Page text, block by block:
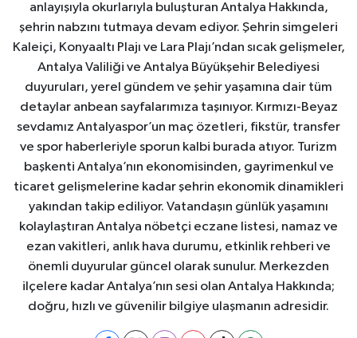
anlayışıyla okurlarıyla buluşturan Antalya Hakkında,
şehrin nabzını tutmaya devam ediyor. Şehrin simgeleri
Kaleiçi, Konyaaltı Plajı ve Lara Plajı’ndan sıcak gelişmeler,
Antalya Valiliği ve Antalya Büyükşehir Belediyesi
duyuruları, yerel gündem ve şehir yaşamına dair tüm
detaylar anbean sayfalarımıza taşınıyor. Kırmızı-Beyaz
sevdamız Antalyaspor’un maç özetleri, fikstür, transfer
ve spor haberleriyle sporun kalbi burada atıyor. Turizm
başkenti Antalya’nın ekonomisinden, gayrimenkul ve
ticaret gelişmelerine kadar şehrin ekonomik dinamikleri
yakından takip ediliyor. Vatandaşın günlük yaşamını
kolaylaştıran Antalya nöbetçi eczane listesi, namaz ve
ezan vakitleri, anlık hava durumu, etkinlik rehberi ve
önemli duyurular güncel olarak sunulur. Merkezden
ilçelere kadar Antalya’nın sesi olan Antalya Hakkında;
doğru, hızlı ve güvenilir bilgiye ulaşmanın adresidir.